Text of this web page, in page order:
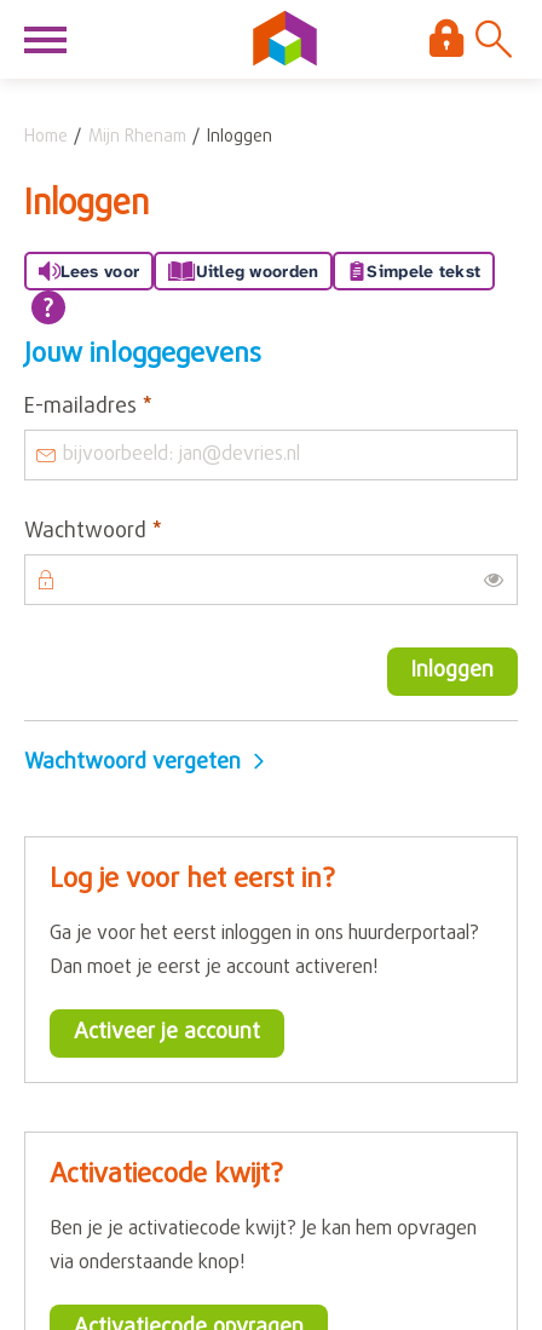
Naar hoofdinhoud
Naar hoofdnavigatiemenu
Naar zoeken
Naar de homepage
Ga naar Hoofd
Home Mijn Rhenam Inloggen
Inloggen
Lees voor Uitleg woorden Simpele tekst
Jouw inloggegevens
E-mailadres *
Wachtwoord *
Inloggen
Wachtwoord vergeten
Log je voor het eerst in?
Ga je voor het eerst inloggen in ons huurderportaal?
Dan moet je eerst je account activeren!
Activeer je account
Activatiecode kwijt?
Ben je je activatiecode kwijt? Je kan hem opvragen
via onderstaande knop!